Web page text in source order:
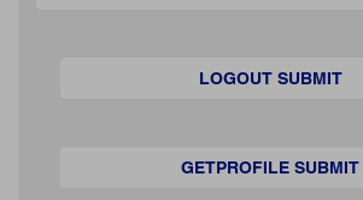
LOGOUT SUBMIT
GETPROFILE SUBMIT